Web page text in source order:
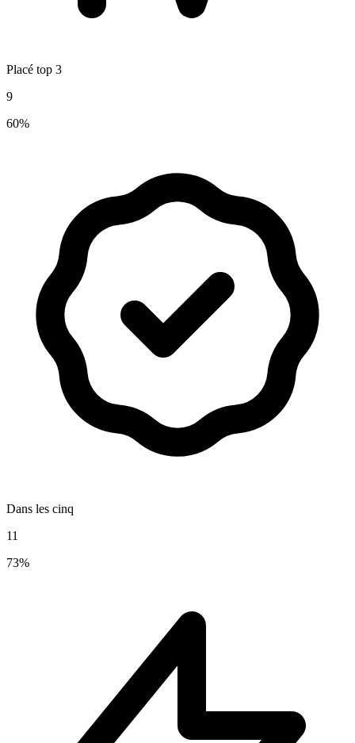
Placé top 3
9
60%
Dans les cinq
11
73%